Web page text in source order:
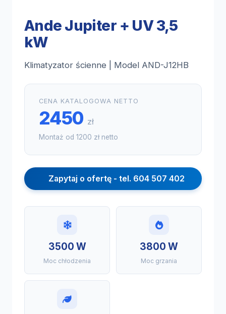
Ande Jupiter + UV 3,5
kW
Klimatyzator ścienne | Model AND-J12HB
CENA KATALOGOWA NETTO
2450 zł
Montaż od 1200 zł netto
Zapytaj o ofertę - tel. 604 507 402
3500 W
Moc chłodzenia
3800 W
Moc grzania